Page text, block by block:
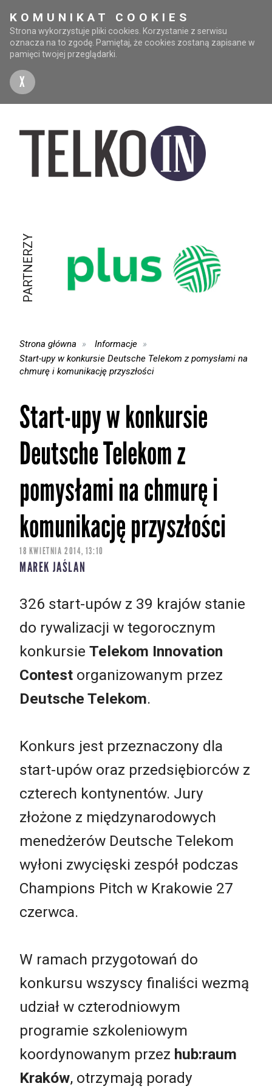
KOMUNIKAT COOKIES
Strona wykorzystuje pliki cookies. Korzystanie z serwisu
oznacza na to zgodę. Pamiętaj, że cookies zostaną zapisane w
pamięci twojej przeglądarki.
X
PARTNERZY
Strona główna
Informacje
Start-upy w konkursie Deutsche Telekom z pomysłami na
chmurę i komunikację przyszłości
Start-upy w konkursie
Deutsche Telekom z
pomysłami na chmurę i
komunikację przyszłości
18 KWIETNIA 2014, 13:10
MAREK JAŚLAN
326 start-upów z 39 krajów stanie
do rywalizacji w tegorocznym
konkursie Telekom Innovation
Contest organizowanym przez
Deutsche Telekom.
Konkurs jest przeznaczony dla
start-upów oraz przedsiębiorców z
czterech kontynentów. Jury
złożone z międzynarodowych
menedżerów Deutsche Telekom
wyłoni zwycięski zespół podczas
Champions Pitch w Krakowie 27
czerwca.
W ramach przygotowań do
konkursu wszyscy finaliści wezmą
udział w czterodniowym
programie szkoleniowym
koordynowanym przez hub:raum
Kraków, otrzymają porady